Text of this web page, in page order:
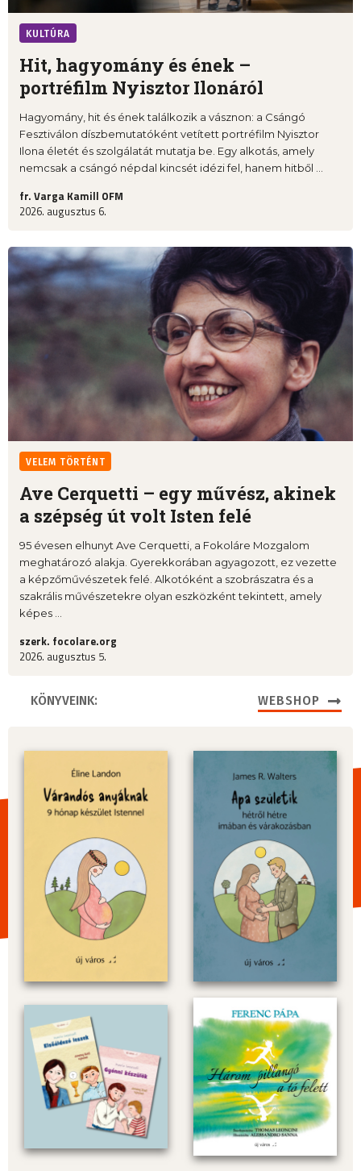
KULTÚRA
Hit, hagyomány és ének –
portréfilm Nyisztor Ilonáról
Hagyomány, hit és ének találkozik a vásznon: a Csángó
Fesztiválon díszbemutatóként vetített portréfilm Nyisztor
Ilona életét és szolgálatát mutatja be. Egy alkotás, amely
nemcsak a csángó népdal kincsét idézi fel, hanem hitből ...
fr. Varga Kamill OFM
2026. augusztus 6.
VELEM TÖRTÉNT
Ave Cerquetti – egy művész, akinek
a szépség út volt Isten felé
95 évesen elhunyt Ave Cerquetti, a Fokoláre Mozgalom
meghatározó alakja. Gyerekkorában agyagozott, ez vezette
a képzőművészetek felé. Alkotóként a szobrászatra és a
szakrális művészetekre olyan eszközként tekintett, amely
képes ...
szerk. focolare.org
2026. augusztus 5.
KÖNYVEINK: WEBSHOP